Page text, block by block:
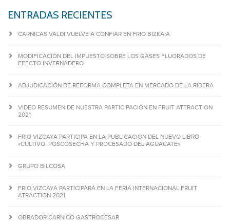
ENTRADAS RECIENTES
CARNICAS VALDI VUELVE A CONFIAR EN FRIO BIZKAIA
MODIFICACIÓN DEL IMPUESTO SOBRE LOS GASES FLUORADOS DE
EFECTO INVERNADERO
ADJUDICACIÓN DE REFORMA COMPLETA EN MERCADO DE LA RIBERA
VIDEO RESUMEN DE NUESTRA PARTICIPACIÓN EN FRUIT ATTRACTION
2021
FRIO VIZCAYA PARTICIPA EN LA PUBLICACIÓN DEL NUEVO LIBRO
«CULTIVO, POSCOSECHA Y PROCESADO DEL AGUACATE»
GRUPO BILCOSA
FRIO VIZCAYA PARTICIPARÁ EN LA FERIA INTERNACIONAL FRUIT
ATRACTION 2021
OBRADOR CARNICO GASTROCESAR